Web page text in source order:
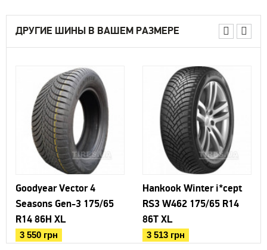
ДРУГИЕ ШИНЫ В ВАШЕМ РАЗМЕРЕ
Goodyear Vector 4
Seasons Gen-3 175/65
R14 86H XL
3 550 грн
Hankook Winter i*cept
RS3 W462 175/65 R14
86T XL
3 513 грн